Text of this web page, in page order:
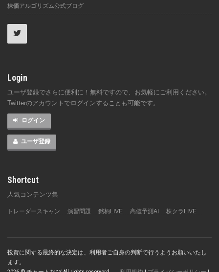
株価アルゴリズム公式ブログ
Login
ユーザ登録でさらに便利に！無料ですので、お気軽にご利用ください。
Twitterのアカウントでログインすることも可能です。
ログイン
ユーザ登録
Shortcut
人気コンテンツ集
トレーダースキャン 演習問題 銘柄LIVE 高値予測AI 株クラLIVE
投資に関する最終的な決定は、利用者ご自身の判断で行うようお願いいたし
ます。